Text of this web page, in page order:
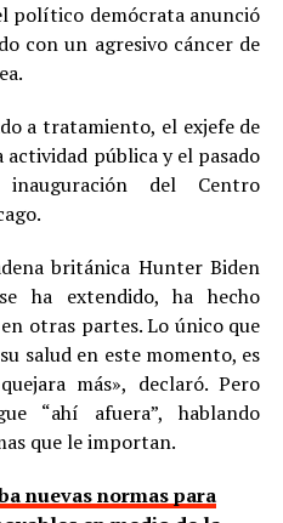
político demócrata anunció
con un agresivo cáncer de
a tratamiento, el exjefe de
pública y el pasado
del Centro
británica Hunter Biden
ha extendido, ha hecho
otras partes. Lo único que
salud en este momento, es
más», declaró. Pero
“ahí afuera”, hablando
que le importan.
nuevas normas para